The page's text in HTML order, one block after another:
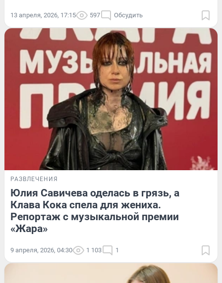
13 апреля, 2026, 17:15 597 Обсудить
РАЗВЛЕЧЕНИЯ
Юлия Савичева оделась в грязь, а
Клава Кока спела для жениха.
Репортаж с музыкальной премии
«Жара»
9 апреля, 2026, 04:30 1 103 1